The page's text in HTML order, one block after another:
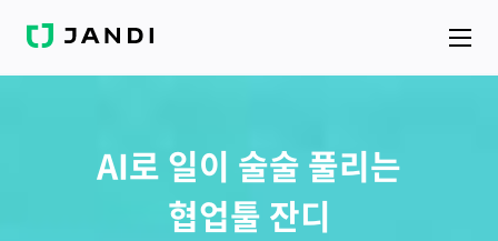
J
N
AI로 일이 술술 풀리는
협업툴 잔디